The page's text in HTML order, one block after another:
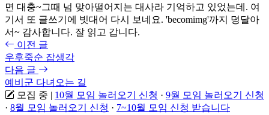
면 대충~그때 넘 맞아떨어지는 대사라 기억하고 있었는데. 여
기서 또 글쓰기에 빗대어 다시 보네요. 'becomimg'까지 덩달아
서~ 감사합니다. 잘 읽고 갑니다.
이전 글
우후죽순 잡생각
다음 글
예비군 다녀오는 길
모집 중 | 10월 모임 놀러오기 신청 · 9월 모임 놀러오기 신청
· 8월 모임 놀러오기 신청 · 7~10월 모임 신청 받습니다